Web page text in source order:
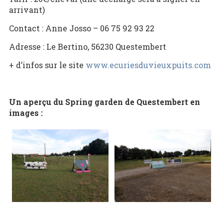
arrivant)
Contact : Anne Josso – 06 75 92 93 22
Adresse : Le Bertino, 56230 Questembert
+ d’infos sur le site www.ecuriesduvieuxpuits.com
Un aperçu du Spring garden de Questembert en
images :